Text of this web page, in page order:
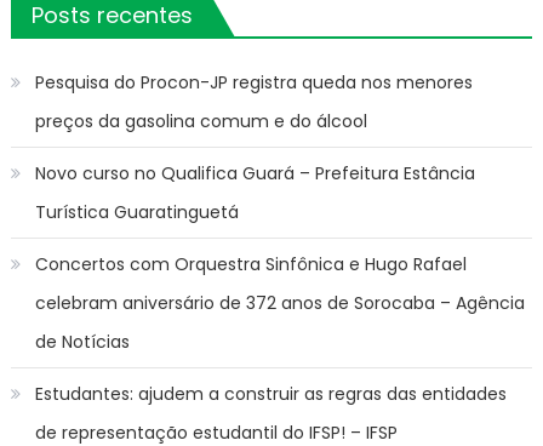
Posts recentes
Pesquisa do Procon-JP registra queda nos menores
preços da gasolina comum e do álcool
Novo curso no Qualifica Guará – Prefeitura Estância
Turística Guaratinguetá
Concertos com Orquestra Sinfônica e Hugo Rafael
celebram aniversário de 372 anos de Sorocaba – Agência
de Notícias
Estudantes: ajudem a construir as regras das entidades
de representação estudantil do IFSP! – IFSP